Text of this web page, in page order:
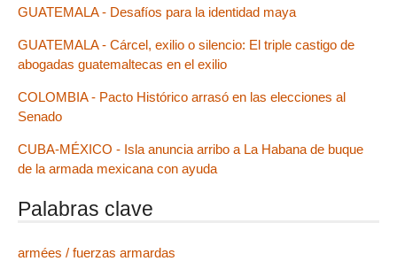
GUATEMALA - Desafíos para la identidad maya
GUATEMALA - Cárcel, exilio o silencio: El triple castigo de
abogadas guatemaltecas en el exilio
COLOMBIA - Pacto Histórico arrasó en las elecciones al
Senado
CUBA-MÉXICO - Isla anuncia arribo a La Habana de buque
de la armada mexicana con ayuda
Palabras clave
armées / fuerzas armardas